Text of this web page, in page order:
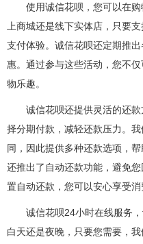
使用诚信花呗，您可以在
上商城还是线下实体店，只要
支付体验。诚信花呗还定期推
惠。通过参与这些活动，您不
物乐趣。
诚信花呗还提供灵活的还
择分期付款，减轻还款压力。
同，因此提供多种还款选项，
还推出了自动还款功能，避免
置自动还款，您可以安心享受
诚信花呗24小时在线服务
白天还是夜晚，只要您需要，